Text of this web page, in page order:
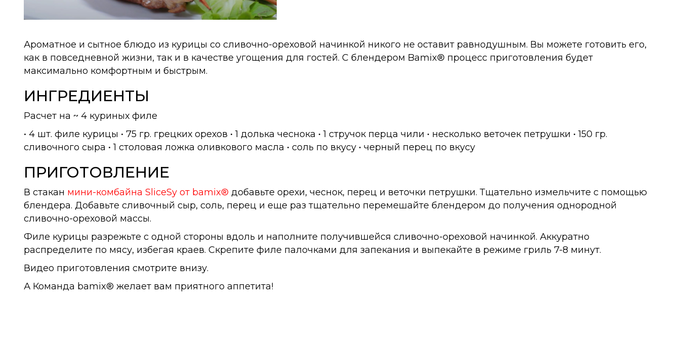
Ароматное и сытное блюдо из курицы со сливочно-ореховой начинкой никого не оставит равнодушным. Вы можете готовить его,
как в повседневной жизни, так и в качестве угощения для гостей. С блендером Bamix® процесс приготовления будет
максимально комфортным и быстрым.
ИНГРЕДИЕНТЫ
Расчет на ~ 4 куриных филе
• 4 шт. филе курицы • 75 гр. грецких орехов • 1 долька чеснока • 1 стручок перца чили • несколько веточек петрушки • 150 гр.
сливочного сыра • 1 столовая ложка оливкового масла • соль по вкусу • черный перец по вкусу
ПРИГОТОВЛЕНИЕ
В стакан мини-комбайна SliceSy от bamix® добавьте орехи, чеснок, перец и веточки петрушки. Тщательно измельчите с помощью
блендера. Добавьте сливочный сыр, соль, перец и еще раз тщательно перемешайте блендером до получения однородной
сливочно-ореховой массы.
Филе курицы разрежьте с одной стороны вдоль и наполните получившейся сливочно-ореховой начинкой. Аккуратно
распределите по мясу, избегая краев. Скрепите филе палочками для запекания и выпекайте в режиме гриль 7-8 минут.
Видео приготовления смотрите внизу.
А Команда bamix® желает вам приятного аппетита!